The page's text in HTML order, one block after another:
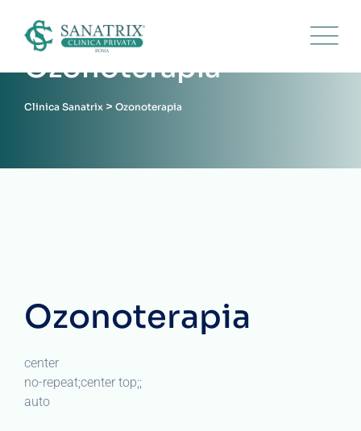
content
Ozonoterapia
Clinica Sanatrix > Ozonoterapia
Ozonoterapia
center
no-repeat;center top;;
auto